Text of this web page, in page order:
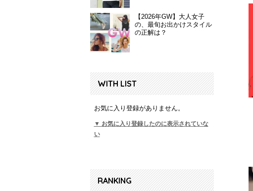
【2026年GW】大人女子
の、最旬お出かけスタイル
の正解は？
WITH LIST
お気に入り登録がありません。
▼ お気に入り登録したのに表示されていな
い
RANKING